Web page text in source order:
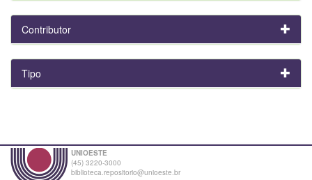
Contributor
Tipo
UNIOESTE
(45) 3220-3000
biblioteca.repositorio@unioeste.br